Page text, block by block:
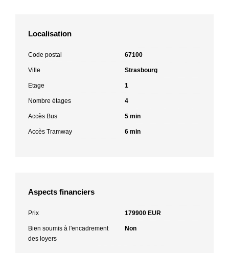
Localisation
Code postal 67100
Ville Strasbourg
Etage 1
Nombre étages 4
Accès Bus 5 min
Accès Tramway 6 min
Aspects financiers
Prix 179900 EUR
Bien soumis à l'encadrement
des loyers
Non